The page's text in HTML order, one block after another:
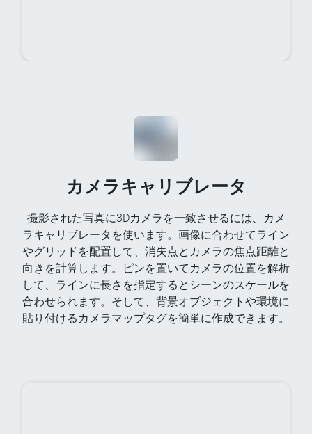
カメラキャリブレータ
撮影された写真に3Dカメラを一致させるには、カメ
ラキャリブレータを使います。画像に合わせてライン
やグリッドを配置して、消失点とカメラの焦点距離と
向きを計算します。ピンを置いてカメラの位置を解析
して、ラインに長さを指定するとシーンのスケールを
合わせられます。そして、背景オブジェクトや環境に
貼り付けるカメラマップタグを簡単に作成できます。